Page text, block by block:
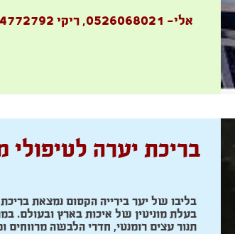
אלי- 0526068021, ריקי 0504772792
בריכת יערה לטיפולי
בליבו של יער בירייה הקסום נמצאת
בעלת מוניטין של איכות בארץ ובעולם.
תנור עצים רומנטי, חדרי הלבשה מרווחים